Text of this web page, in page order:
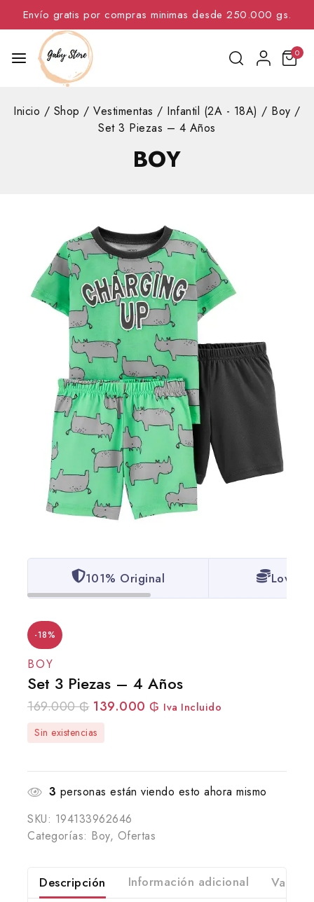
Envío gratis por compras minimas desde 250.000 gs.
0
Inicio / Shop / Vestimentas / Infantil (2A - 18A) / Boy /
Set 3 Piezas – 4 Años
BOY
101% Original Lowest
-18%
BOY
Set 3 Piezas – 4 Años
169.000₲ 139.000 ₲ Iva Incluido
Sin existencias
3 personas están viendo esto ahora mismo
SKU: 194133962646
Categorías: Boy, Ofertas
Descripción Información adicional